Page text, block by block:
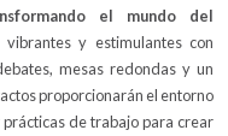
el mundo del
vibrantes y estimulantes con
mesas redondas y un
proporcionarán el entorno
de trabajo para crear